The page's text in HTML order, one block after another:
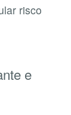
risco
e